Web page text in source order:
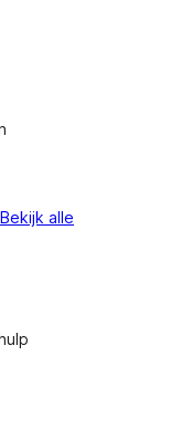
Bekijk alle